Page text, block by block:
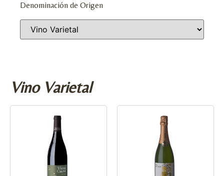
Denominación de Origen
Vino Varietal